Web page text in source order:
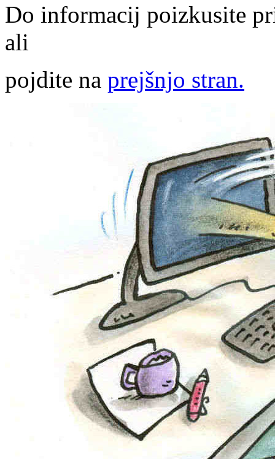
Do informacij poizkusite
ali
pojdite na prejšnjo stran.